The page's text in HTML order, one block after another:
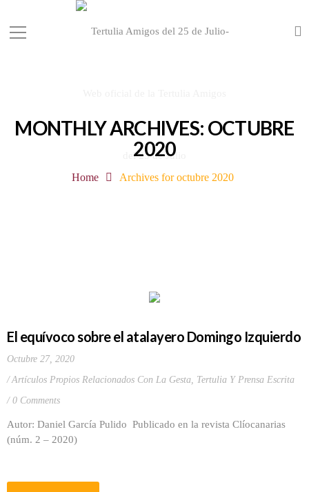
MONTHLY ARCHIVES: OCTUBRE
2020
Home Archives for octubre 2020
El equívoco sobre el atalayero Domingo Izquierdo
Octubre 27, 2020
Artículos Propios Relacionados Con La Gesta, Tertulia Y Prensa Escrita
0 Comments
Autor: Daniel García Pulido Publicado en la revista Clíocanarias
(núm. 2 – 2020)